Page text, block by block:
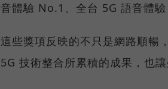
音體驗 No.1、全台 5G 語音體
這些獎項反映的不只是網路順暢
5G 技術整合所累積的成果，也